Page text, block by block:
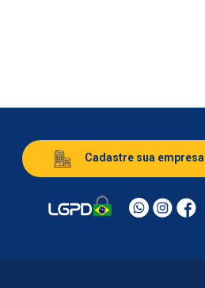
Cadastre sua empresa